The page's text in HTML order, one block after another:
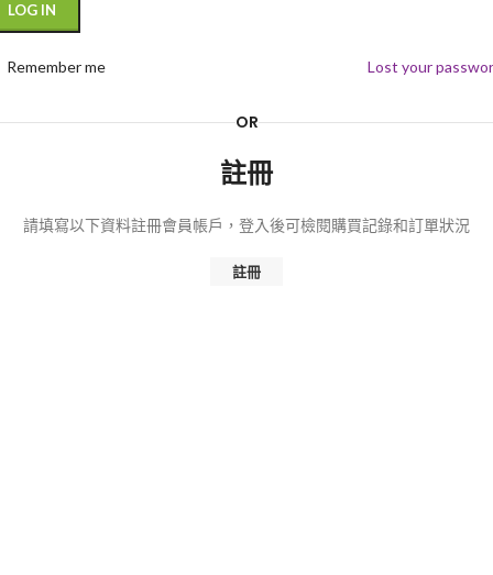
LOG IN
Lost your
Remember me
OR
註冊
請填寫以下資料註冊會員帳戶，登入後可檢閱購買記錄和訂單狀況
註冊